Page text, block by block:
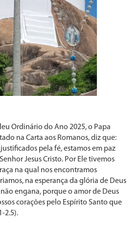
Ordinário do Ano 2025, o Papa
na Carta aos Romanos, diz que:
pela fé, estamos em paz
Jesus Cristo. Por Ele tivemos
na qual nos encontramos
na esperança da glória de Deus
engana, porque o amor de Deus
corações pelo Espírito Santo que
2.5).